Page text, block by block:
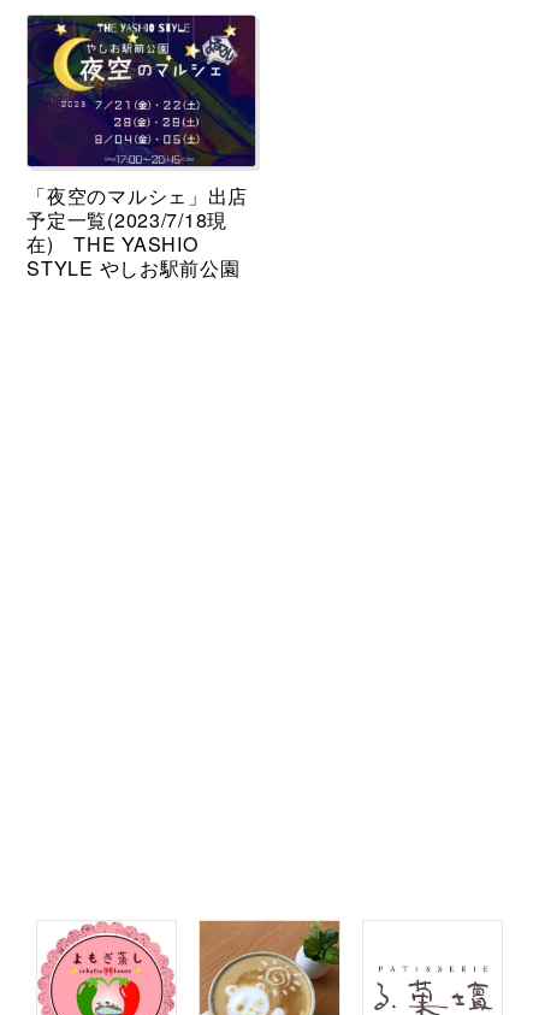
「夜空のマルシェ」出店
予定一覧(2023/7/18現
在) THE YASHIO
STYLE やしお駅前公園